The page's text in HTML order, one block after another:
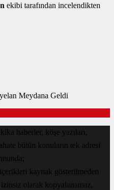
ekibi tarafından incelendikten
Meydana Geldi
haberler, köşe yazıları,
bütün konuların tek adresi
kaynak gösterilmeden
izinsiz olarak kopyalanamaz,